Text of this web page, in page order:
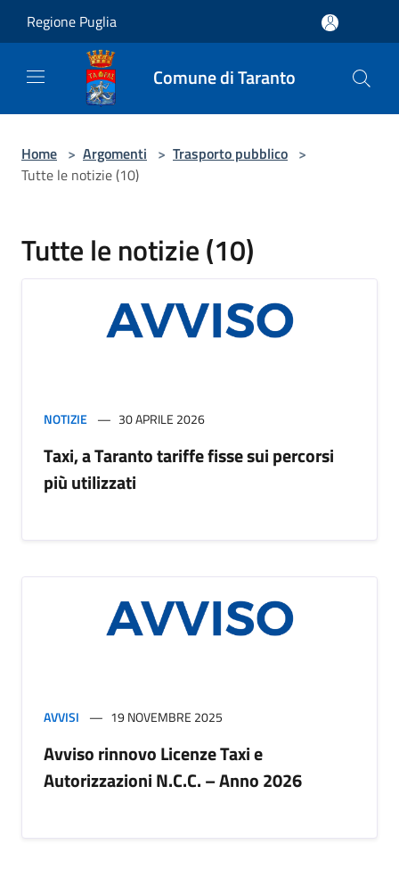
Regione Puglia
Comune di Taranto
Home > Argomenti > Trasporto pubblico >
Tutte le notizie (10)
Tutte le notizie (10)
NOTIZIE 30 APRILE 2026
Taxi, a Taranto tariffe fisse sui percorsi
più utilizzati
AVVISI 19 NOVEMBRE 2025
Avviso rinnovo Licenze Taxi e
Autorizzazioni N.C.C. – Anno 2026